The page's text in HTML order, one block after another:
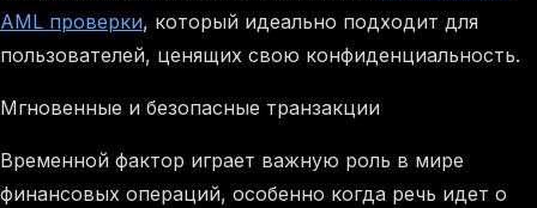
AML проверки, который идеально подходит для
пользователей, ценящих свою конфиденциальность.
Мгновенные и безопасные транзакции
Временной фактор играет важную роль в мире
финансовых операций, особенно когда речь идет о